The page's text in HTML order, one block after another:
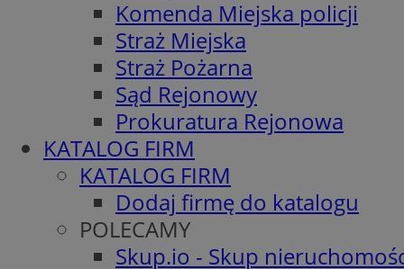
Komenda Miejska policji
Straż Miejska
Straż Pożarna
Sąd Rejonowy
Prokuratura Rejonowa
KATALOG FIRM
KATALOG FIRM
Dodaj firmę do katalogu
POLECAMY
Skup.io - Skup